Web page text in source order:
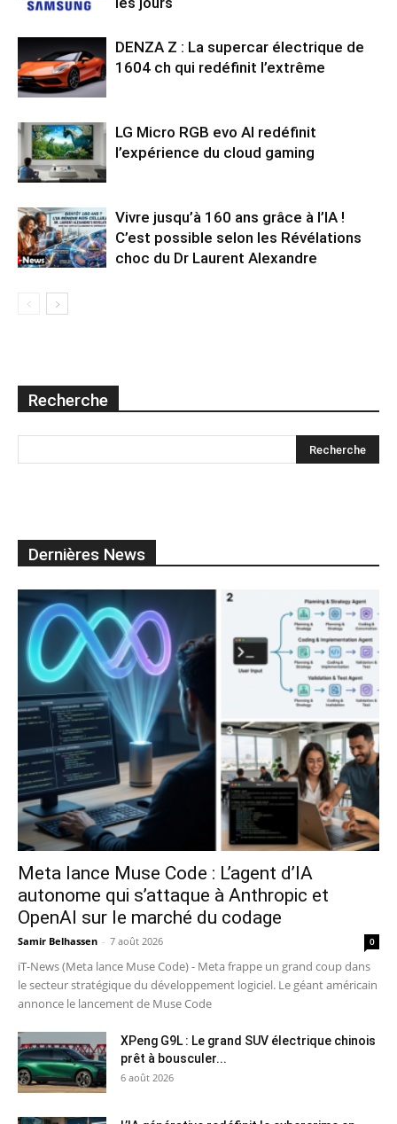
DENZA Z : La supercar électrique de
1604 ch qui redéfinit l’extrême
LG Micro RGB evo AI redéfinit
l’expérience du cloud gaming
Vivre jusqu’à 160 ans grâce à l’IA !
C’est possible selon les Révélations
choc du Dr Laurent Alexandre
Recherche
Dernières News
Meta lance Muse Code : L’agent d’IA
autonome qui s’attaque à Anthropic et
OpenAI sur le marché du codage
Samir Belhassen - 7 août 2026 0
iT-News (Meta lance Muse Code) - Meta frappe un grand coup dans
le secteur stratégique du développement logiciel. Le géant américain
annonce le lancement de Muse Code
XPeng G9L : Le grand SUV électrique chinois
prêt à bousculer...
6 août 2026